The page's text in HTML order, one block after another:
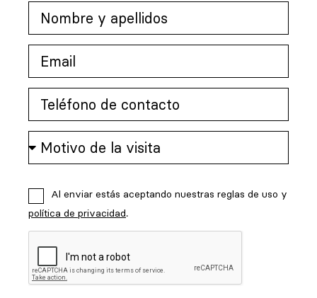
Al enviar estás aceptando nuestras reglas de uso y
política de privacidad.